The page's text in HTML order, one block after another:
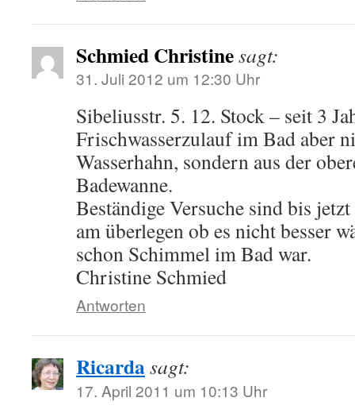
Schmied Christinesagt:
31. Juli 2012 um 12:30 Uhr
Sibeliusstr. 5. 12. Stock – seit 3
Frischwasserzulauf im Bad aber
Wasserhahn, sondern aus der
Badewanne.
Beständige Versuche sind bis
am überlegen ob es nicht besser
schon Schimmel im Bad war.
Christine Schmied
Antworten
Ricardasagt:
17. April 2011 um 10:13 Uhr